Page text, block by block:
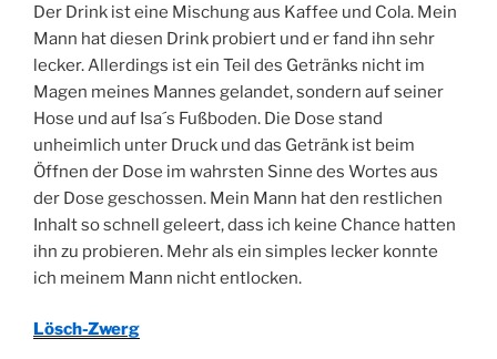
Der Drink ist eine Mischung aus Kaffee und Cola. Mein
Mann hat diesen Drink probiert und er fand ihn sehr
lecker. Allerdings ist ein Teil des Getränks nicht im
Magen meines Mannes gelandet, sondern auf seiner
Hose und auf Isa´s Fußboden. Die Dose stand
unheimlich unter Druck und das Getränk ist beim
Öffnen der Dose im wahrsten Sinne des Wortes aus
der Dose geschossen. Mein Mann hat den restlichen
Inhalt so schnell geleert, dass ich keine Chance hatten
ihn zu probieren. Mehr als ein simples lecker konnte
ich meinem Mann nicht entlocken.
Lösch-Zwerg